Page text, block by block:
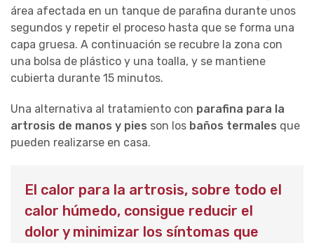
área afectada en un tanque de parafina durante unos
segundos y repetir el proceso hasta que se forma una
capa gruesa. A continuación se recubre la zona con
una bolsa de plástico y una toalla, y se mantiene
cubierta durante 15 minutos.
Una alternativa al tratamiento con parafina para la
artrosis de manos y pies son los baños termales que
pueden realizarse en casa.
El calor para la artrosis, sobre todo el
calor húmedo, consigue reducir el
dolor y minimizar los síntomas que